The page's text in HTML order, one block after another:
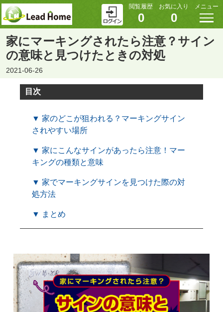
閲覧履歴
0
お気に入り
0
メニュー
家にマーキングされたら注意？サイン
の意味と見つけたときの対処
2021-06-26
目次
▼ 家のどこが狙われる？マーキングサイン
されやすい場所
▼ 家にこんなサインがあったら注意！マー
キングの種類と意味
▼ 家でマーキングサインを見つけた際の対
処方法
▼ まとめ